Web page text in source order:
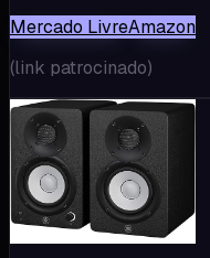
Mercado LivreAmazon
(link patrocinado)